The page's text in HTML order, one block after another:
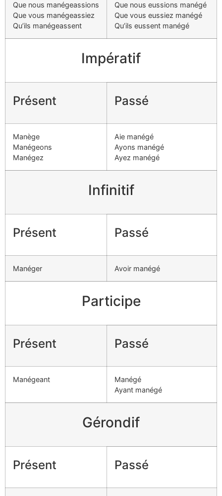
Que nous manégeassions
Que vous manégeassiez
Qu’ils manégeassent
Que nous eussions manégé
Que vous eussiez manégé
Qu’ils eussent manégé
Impératif
Présent Passé
Manège
Manégeons
Manégez
Aie manégé
Ayons manégé
Ayez manégé
Infinitif
Présent Passé
Manéger Avoir manégé
Participe
Présent Passé
Manégeant
Manégé
Ayant manégé
Gérondif
Présent Passé